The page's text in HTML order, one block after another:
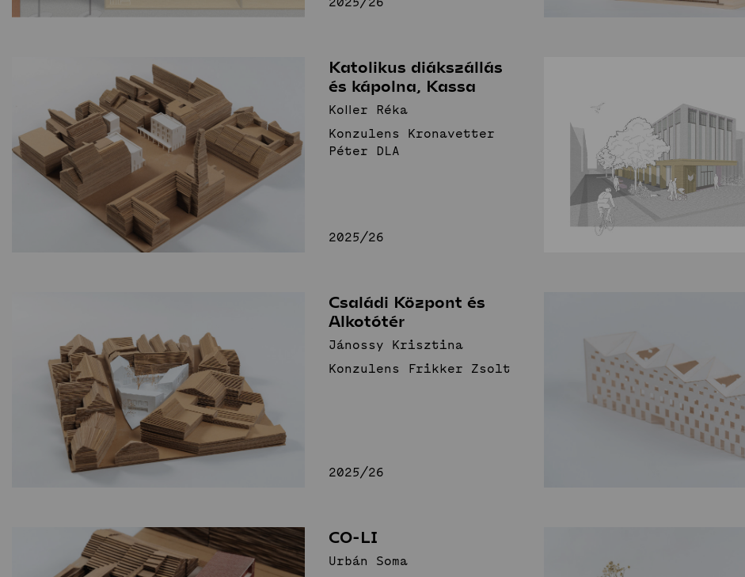
2025/26
Katolikus diákszállás
és kápolna, Kassa
Koller Réka
Konzulens Kronavetter
Péter DLA
2025/26
Családi Központ és
Alkotótér
Jánossy Krisztina
Konzulens Frikker Zsolt
2025/26
CO-LI
Urbán Soma